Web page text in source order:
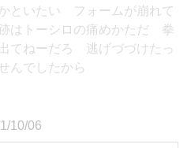
といたい フォームが崩れて
はトーシロの痛めかただ 拳
てねーだろ 逃げづづけたっ
んでしたから
10/06